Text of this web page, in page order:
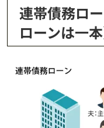
連帯債務ロ
ローンは一本